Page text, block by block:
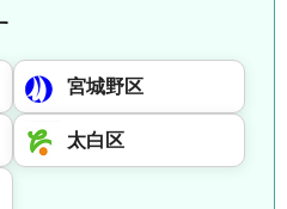
宮城野区
太白区